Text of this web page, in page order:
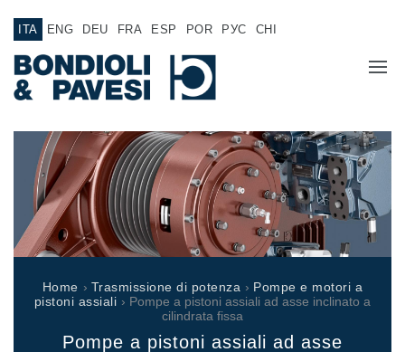
ITA ENG DEU FRA ESP POR РУС CHI
CHI SIAMO
PRODOTTI
APPLICAZIONI
RETE VENDITA
LAVORA CON NOI
DOCUMENTAZIONE
Trasmissione di potenza
Alberi cardanici
Scatole ingranaggi prodotte per Bondioli & Pavesi
Scatole ingranaggi ad assi paralleli
Scatole ingranaggi Speciali
Home › Trasmissione di potenza › Pompe e motori a
pistoni assiali › Pompe a pistoni assiali ad asse inclinato a
cilindrata fissa
Pompe a pistoni assiali ad asse